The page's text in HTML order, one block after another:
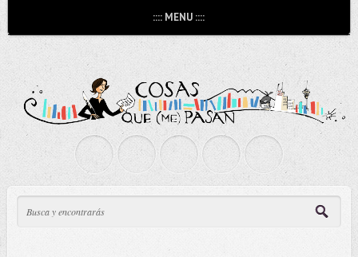
:::: MENU ::::